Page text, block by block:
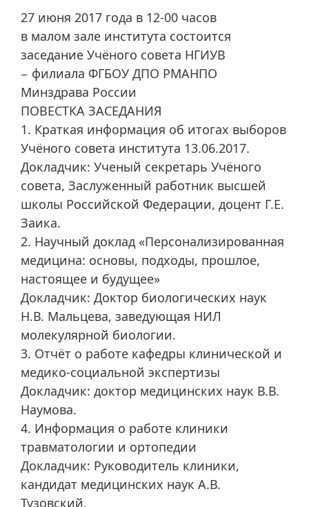
27 июня 2017 года в 12-00 часов
в малом зале института состоится
заседание Учёного совета НГИУВ
− филиала ФГБОУ ДПО РМАНПО
Минздрава России
ПОВЕСТКА ЗАСЕДАНИЯ
1. Краткая информация об итогах выборов
Учёного совета института 13.06.2017.
Докладчик: Ученый секретарь Учёного
совета, Заслуженный работник высшей
школы Российской Федерации, доцент Г.Е.
Заика.
2. Научный доклад «Персонализированная
медицина: основы, подходы, прошлое,
настоящее и будущее»
Докладчик: Доктор биологических наук
Н.В. Мальцева, заведующая НИЛ
молекулярной биологии.
3. Отчёт о работе кафедры клинической и
медико-социальной экспертизы
Докладчик: доктор медицинских наук В.В.
Наумова.
4. Информация о работе клиники
травматологии и ортопедии
Докладчик: Руководитель клиники,
кандидат медицинских наук А.В.
Тузовский.